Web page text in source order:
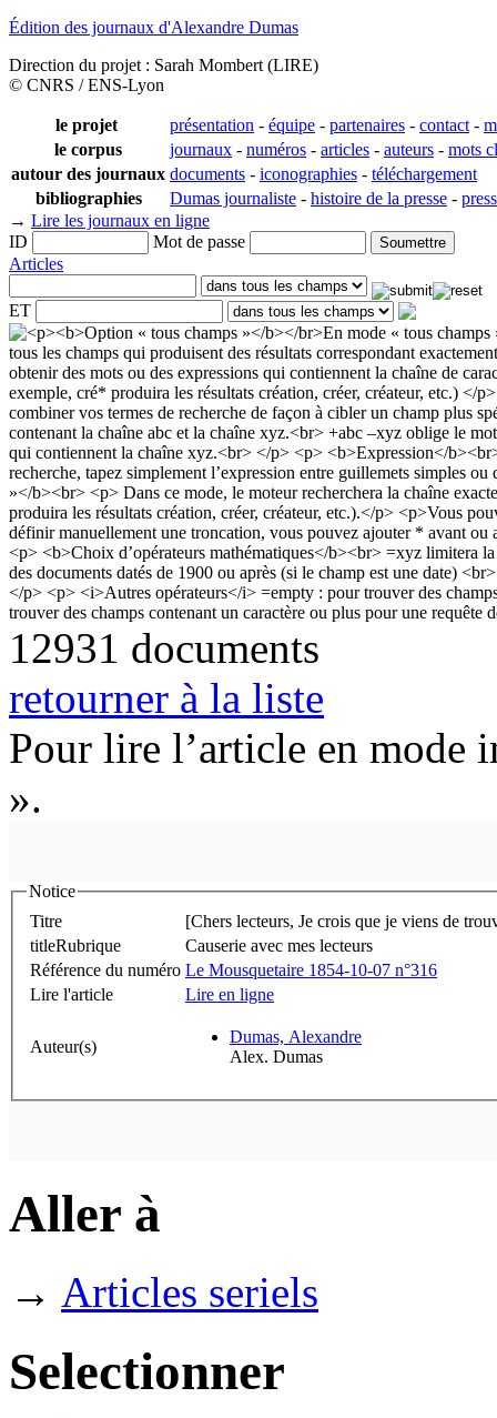
Édition des journaux d'Alexandre Dumas
Direction du projet : Sarah Mombert (LIRE)
© CNRS / ENS-Lyon
le projet présentation - équipe - partenaires - contact -
le corpus
journaux - numéros - articles - auteurs - mots
autour des journaux documents - iconographies - téléchargement
bibliographies
Dumas journaliste - histoire de la presse -
→ Lire les journaux en ligne
ID
Mot de passe
Articles
ET
12931 documents
retourner à la liste
Pour lire l’article en mode
».
Notice
Titre
[Chers lecteurs, Je crois que je viens de
titleRubrique
Causerie avec mes lecteurs
Référence du numéro Le Mousquetaire 1854-10-07 n°316
Lire l'article
Lire en ligne
Auteur(s)
Dumas, Alexandre
Alex. Dumas
Aller à
→ Articles seriels
Selectionner